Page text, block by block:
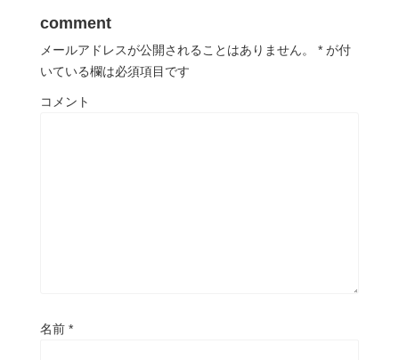
comment
メールアドレスが公開されることはありません。 * が付
いている欄は必須項目です
コメント
名前 *